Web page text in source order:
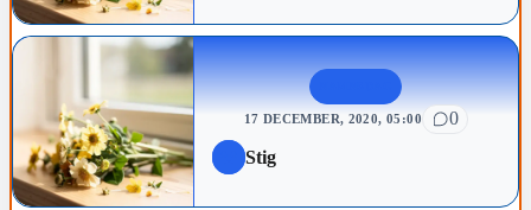
17 DECEMBER, 2020, 05:00
0
Stig